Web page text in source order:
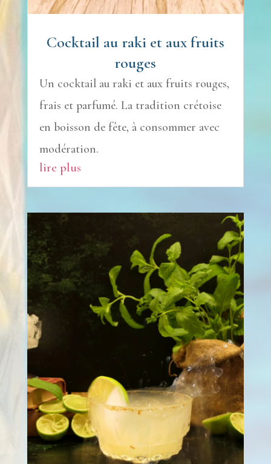
Cocktail au raki et aux fruits
rouges
Un cocktail au raki et aux fruits rouges,
frais et parfumé. La tradition crétoise
en boisson de fête, à consommer avec
modération.
lire plus